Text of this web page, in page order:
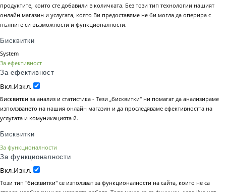
продуктите, които сте добавили в количката. Без този тип технологии нашият
онлайн магазин и услугата, която Ви предоставяме не би могла да оперира с
пълните си възможности и функционалности.
Бисквитки
System
За ефективност
За ефективност
Вкл.Изкл.
Бисквитки за анализ и статистика - Тези „бисквитки“ ни помагат да анализираме
използването на нашия онлайн магазин и да проследяваме ефективността на
услугата и комуникацията й.
Бисквитки
За функционалности
За функционалности
Вкл.Изкл.
Този тип "бисквитки" се използват за функционалности на сайта, които не са